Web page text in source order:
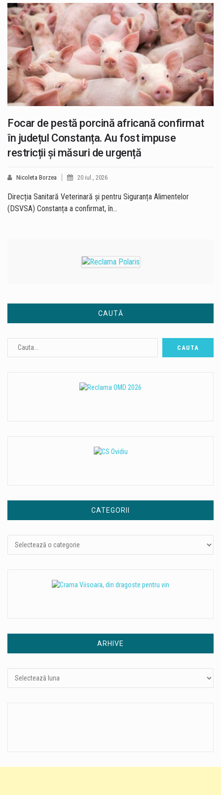
Focar de pestă porcină africană confirmat
în județul Constanța. Au fost impuse
restricții și măsuri de urgență
Nicoleta Borzea 20 iul., 2026
Direcția Sanitară Veterinară și pentru Siguranța Alimentelor
(DSVSA) Constanța a confirmat, în…
CAUTĂ
CATEGORII
ARHIVE